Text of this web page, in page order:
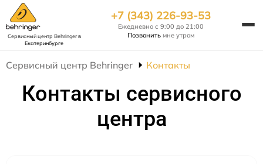
Сервисный центр Behringerв
Екатеринбурге
+7 (343) 226-93-53
Ежедневно с 9:00 до 21:00
Позвонить мне утром
Сервисный центр Behringer Контакты
Контакты сервисного
центра